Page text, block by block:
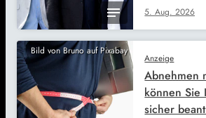
5. Aug. 2026
Bild von Bruno auf Pixabay
Anzeige
Abnehmen
können Sie
sicher